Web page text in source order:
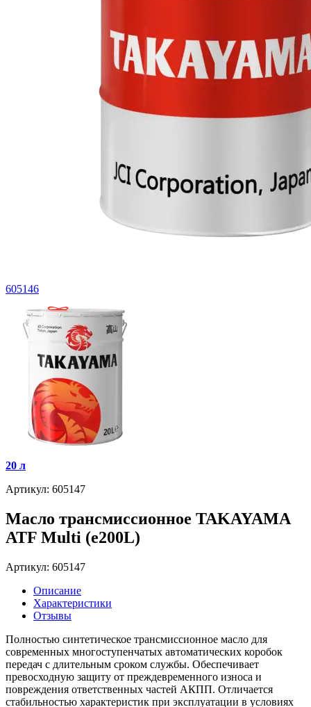
605146
20 л
Артикул: 605147
Масло трансмиссионное TAKAYAMA
ATF Multi (e200L)
Артикул: 605147
Описание
Характеристики
Отзывы
Полностью синтетическое трансмиссионное масло для
современных многоступенчатых автоматических коробок
передач с длительным сроком службы. Обеспечивает
превосходную защиту от преждевременного износа и
повреждения ответственных частей АКПП. Отличается
стабильностью характеристик при эксплуатации в условиях